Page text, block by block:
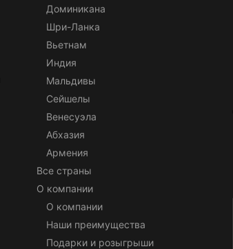
Доминикана
Шри-Ланка
Вьетнам
Индия
Мальдивы
Сейшелы
Венесуэла
Абхазия
Армения
Все страны
О компании
О компании
Наши преимущества
Подарки и розыгрыши